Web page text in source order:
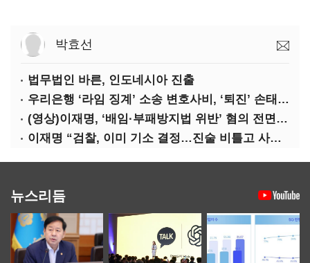
박효선
법무법인 바른, 인도네시아 진출
우리은행 ‘라임 징계’ 소송 변호사비, ‘퇴진’ 손태승 회장 개인이 납부하나
(영상)이재명, ‘배임·부패방지법 위반’ 혐의 전면 반박(종합)
이재명 “검찰, 이미 기소 결정…진술 비틀고 사건 조작에 악용”
뉴스리듬